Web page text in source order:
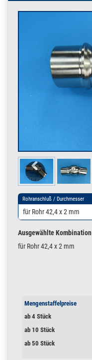
Previo
us
Rohranschluß / Durchmesser
für Rohr 42,4 x 2 mm
Ausgewählte Kombination
für Rohr 42,4 x 2 mm
Mengenstaffelpreise
ab 4 Stück
ab 10 Stück
ab 50 Stück